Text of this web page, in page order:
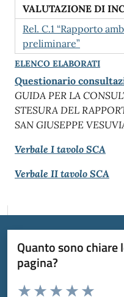
ELENCO ELABORATI
VALUTAZIONE DI
Rel. C.1 “Rapporto
preliminare”
Questionario
GUIDA PER LA
STESURA DEL
SAN GIUSEPPE
Verbale I tavolo SCA
Verbale II tavolo SCA
Quanto sono
pagina?
Valuta da 1 a 5 stelle la pagina